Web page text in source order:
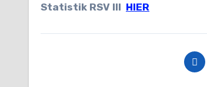
Statistik RSV III HIER